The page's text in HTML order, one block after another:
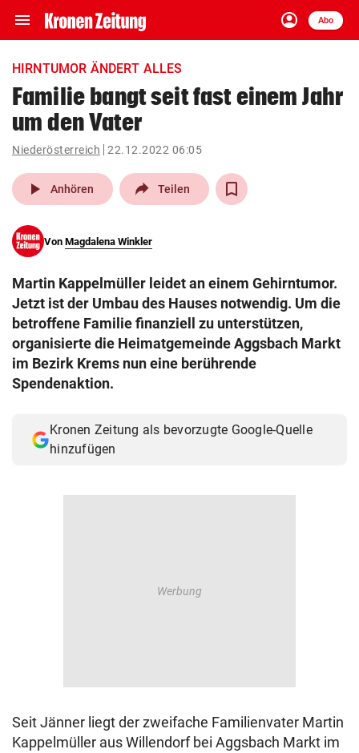
menu Navigation
ein-/ausklappen
account_circle
Anmelden
Abo
close Schließen
account_circle Anmelden
pin_drop
Wien arrow_right
search
eingeben
Muthgasse 2, 1190 Wien
HIRNTUMOR ÄNDERT ALLES
Familie bangt seit fast einem Jahr
um den Vater
Niederösterreich 22.12.2022 06:05
play_arrow Anhören Teilen
Von Magdalena Winkler
Martin Kappelmüller leidet an einem Gehirntumor.
Jetzt ist der Umbau des Hauses notwendig. Um die
betroffene Familie finanziell zu unterstützen,
organisierte die Heimatgemeinde Aggsbach Markt
im Bezirk Krems nun eine berührende
Spendenaktion.
Kronen Zeitung als bevorzugte Google-Quelle
hinzufügen
Seit Jänner liegt der zweifache Familienvater Martin
Kappelmüller aus Willendorf bei Aggsbach Markt im